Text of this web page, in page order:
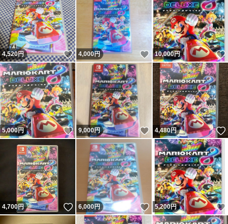
4,520円 いいね！
4,000円 いいね！
10,000円
5,000円 いいね！
9,000円 いいね！
4,480円
4,700円 いいね！
6,000円 いいね！
5,200円